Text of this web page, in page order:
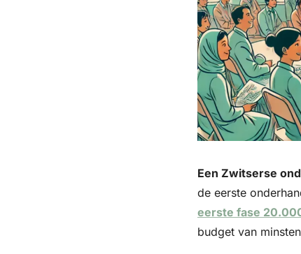
Een Zwitserse
de eerste
eerste fase
budget van